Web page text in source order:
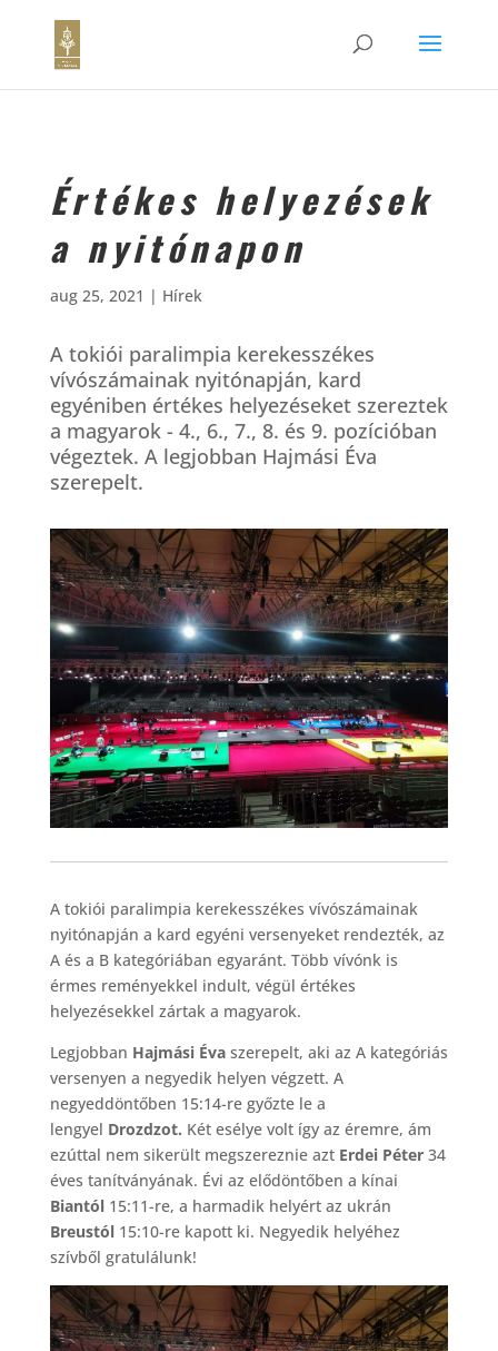
Értékes helyezések
a nyitónapon
aug 25, 2021 | Hírek
A tokiói paralimpia kerekesszékes
vívószámainak nyitónapján, kard
egyéniben értékes helyezéseket szereztek
a magyarok - 4., 6., 7., 8. és 9. pozícióban
végeztek. A legjobban Hajmási Éva
szerepelt.
A tokiói paralimpia kerekesszékes vívószámainak
nyitónapján a kard egyéni versenyeket rendezték, az
A és a B kategóriában egyaránt. Több vívónk is
érmes reményekkel indult, végül értékes
helyezésekkel zártak a magyarok.
Legjobban Hajmási Évaszerepelt, aki az A kategóriás
versenyen a negyedik helyen végzett. A
negyeddöntőben 15:14-re győzte le a
lengyel Drozdzot. Két esélye volt így az éremre, ám
ezúttal nem sikerült megszereznie azt Erdei Péter34
éves tanítványának. Évi az elődöntőben a kínai
Biantól15:11-re, a harmadik helyért az ukrán
Breustól15:10-re kapott ki. Negyedik helyéhez
szívből gratulálunk!